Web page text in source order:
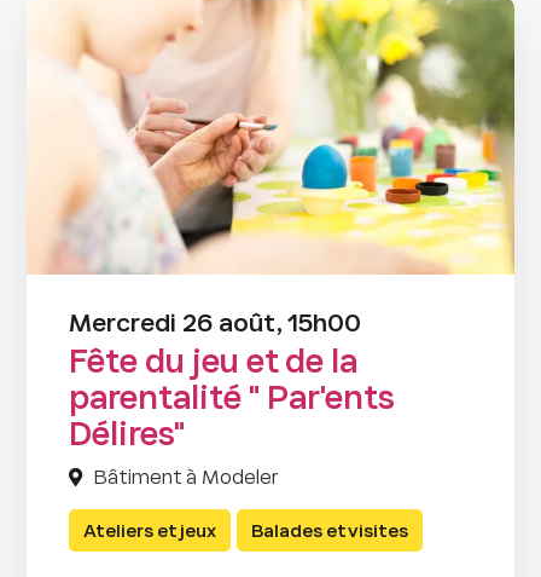
Mercredi 26 août, 15h00
Fête du jeu et de la
parentalité " Par'ents
Délires"
Bâtiment à Modeler
Ateliers et jeux Balades et visites